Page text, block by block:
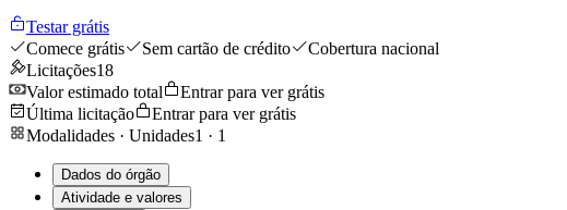
Testar grátis
Comece grátis
Sem cartão de crédito
Cobertura nacional
Licitações18
Valor estimado total
Entrar para ver grátis
Última licitação
Entrar para ver grátis
Modalidades · Unidades1 · 1
Dados do órgão
Atividade e valores